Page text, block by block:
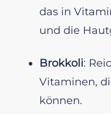
das in
und die
Brokkoli:
Vitaminen,
können.